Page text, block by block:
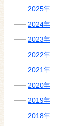
2025年
2024年
2023年
2022年
2021年
2020年
2019年
2018年